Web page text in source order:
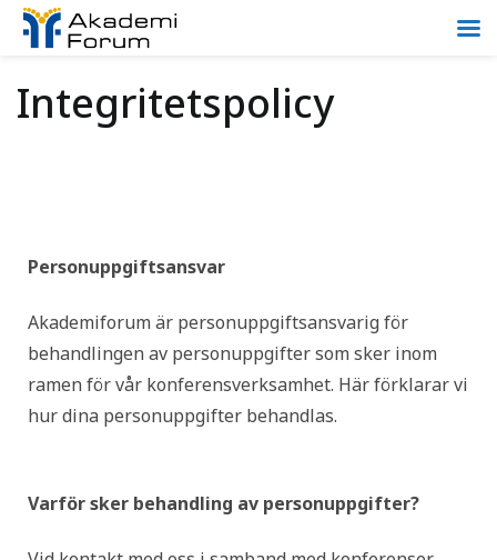
Integritetspolicy
Personuppgiftsansvar
Akademiforum är personuppgiftsansvarig för
behandlingen av personuppgifter som sker inom
ramen för vår konferensverksamhet. Här förklarar vi
hur dina personuppgifter behandlas.
Varför sker behandling av personuppgifter?